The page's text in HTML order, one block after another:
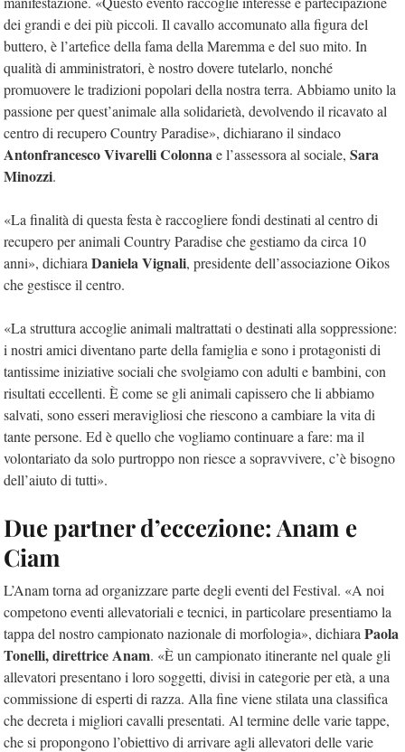
dei grandi e dei più piccoli. Il cavallo accomunato alla figura del
buttero, è l’artefice della fama della Maremma e del suo mito. In
qualità di amministratori, è nostro dovere tutelarlo, nonché
promuovere le tradizioni popolari della nostra terra. Abbiamo unito la
passione per quest’animale alla solidarietà, devolvendo il ricavato al
centro di recupero Country Paradise», dichiarano il sindaco
Antonfrancesco Vivarelli Colonnae l’assessora al sociale, Sara
Minozzi.
«La finalità di questa festa è raccogliere fondi destinati al centro di
recupero per animali Country Paradise che gestiamo da circa 10
anni», dichiara Daniela Vignali, presidente dell’associazione Oikos
che gestisce il centro.
«La struttura accoglie animali maltrattati o destinati alla soppressione:
i nostri amici diventano parte della famiglia e sono i protagonisti di
tantissime iniziative sociali che svolgiamo con adulti e bambini, con
risultati eccellenti. È come se gli animali capissero che li abbiamo
salvati, sono esseri meravigliosi che riescono a cambiare la vita di
tante persone. Ed è quello che vogliamo continuare a fare: ma il
volontariato da solo purtroppo non riesce a sopravvivere, c’è bisogno
dell’aiuto di tutti».
Due partner d’eccezione: Anam e
Ciam
L’Anam torna ad organizzare parte degli eventi del Festival. «A noi
competono eventi allevatoriali e tecnici, in particolare presentiamo la
tappa del nostro campionato nazionale di morfologia», dichiara Paola
Tonelli, direttrice Anam. «È un campionato itinerante nel quale gli
allevatori presentano i loro soggetti, divisi in categorie per età, a una
commissione di esperti di razza. Alla fine viene stilata una classifica
che decreta i migliori cavalli presentati. Al termine delle varie tappe,
che si propongono l’obiettivo di arrivare agli allevatori delle varie